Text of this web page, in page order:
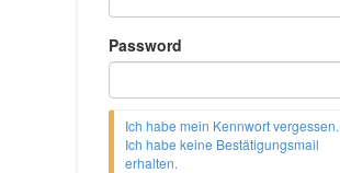
Password
Ich habe mein Kennwort vergessen.
Ich habe keine Bestätigungsmail
erhalten.